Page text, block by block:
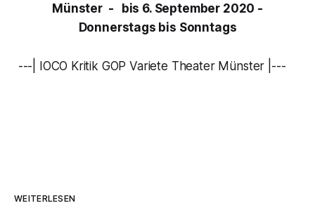
Münster - bis 6. September 2020 -
Donnerstags bis Sonntags
---| IOCO Kritik GOP Variete Theater Münster |---
WEITERLESEN